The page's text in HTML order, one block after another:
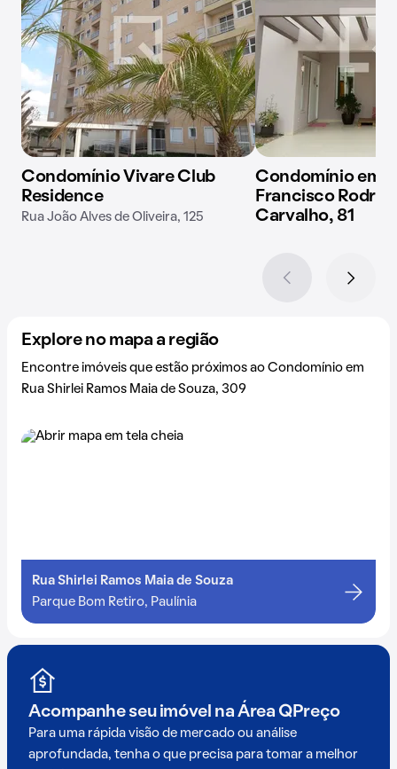
Condomínio Vivare Club
Residence
Rua João Alves de Oliveira, 125
Condomínio em
Francisco
Carvalho, 81
Explore no mapa a região
Encontre imóveis que estão próximos ao Condomínio em
Rua Shirlei Ramos Maia de Souza, 309
Rua Shirlei Ramos Maia de Souza
Parque Bom Retiro, Paulínia
Acompanhe seu imóvel na Área QPreço
Para uma rápida visão de mercado ou análise
aprofundada, tenha o que precisa para tomar a melhor